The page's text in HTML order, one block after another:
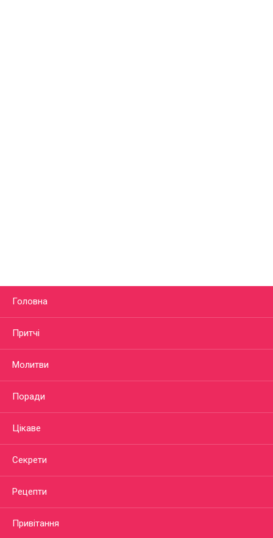
Головна
Притчі
Молитви
Поради
Цікаве
Секрети
Рецепти
Привітання